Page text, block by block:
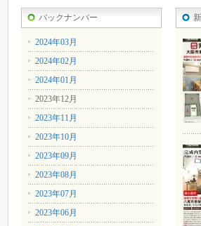
バックナンバー
2024年03月
2024年02月
2024年01月
2023年12月
2023年11月
2023年10月
2023年09月
2023年08月
2023年07月
2023年06月